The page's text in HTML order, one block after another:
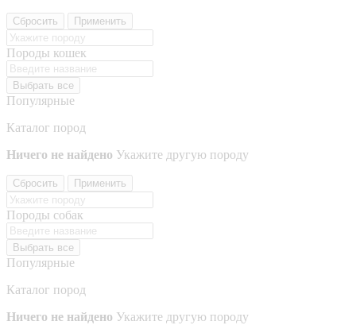
Сбросить Применить
Породы кошек
Выбрать все
Популярные
Каталог пород
Ничего не найдено Укажите другую породу
Сбросить Применить
Породы собак
Выбрать все
Популярные
Каталог пород
Ничего не найдено Укажите другую породу